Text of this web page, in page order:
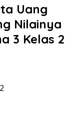
Uang
Nilainya
3 Kelas 2